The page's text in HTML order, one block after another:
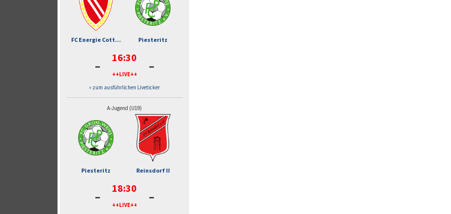
FC Energie Cott... Piesteritz
- 16:30
++LIVE++ -
» zum ausführlichen Liveticker
A-Jugend (U19)
Piesteritz Reinsdorf II
- 18:30
++LIVE++ -